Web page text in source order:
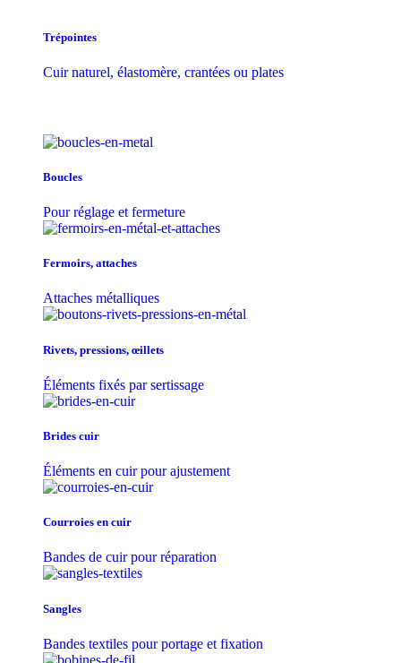
Trépointes
Cuir naturel, élastomère, crantées ou plates
Boucles
Pour réglage et fermeture
Fermoirs, attaches
Attaches métalliques
Rivets, pressions, œillets
Éléments fixés par sertissage
Brides cuir
Éléments en cuir pour ajustement
Courroies en cuir
Bandes de cuir pour réparation
Sangles
Bandes textiles pour portage et fixation